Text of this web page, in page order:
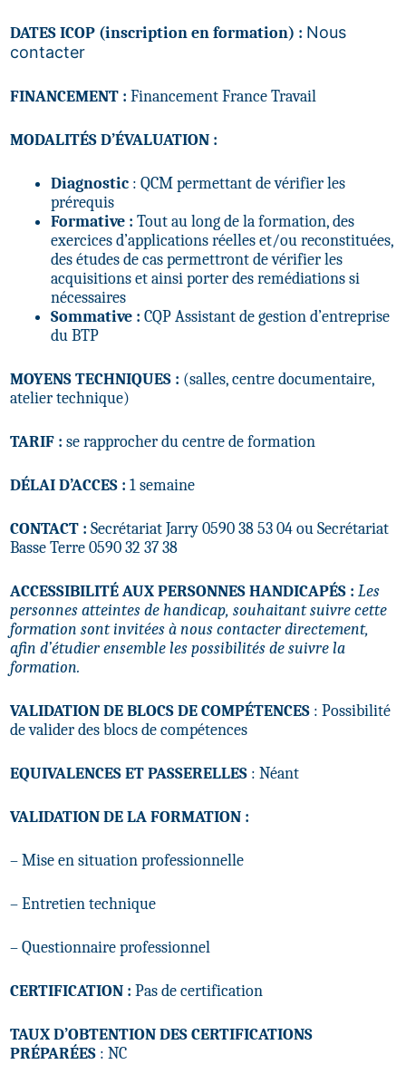
DATES ICOP (inscription en formation) : Nous
contacter
FINANCEMENT : Financement France Travail
MODALITÉS D’ÉVALUATION :
Diagnostic : QCM permettant de vérifier les
prérequis
Formative : Tout au long de la formation, des
exercices d’applications réelles et/ou reconstituées,
des études de cas permettront de vérifier les
acquisitions et ainsi porter des remédiations si
nécessaires
Sommative : CQP Assistant de gestion d’entreprise
du BTP
MOYENS TECHNIQUES : (salles, centre documentaire,
atelier technique)
TARIF : se rapprocher du centre de formation
DÉLAI D’ACCES : 1 semaine
CONTACT : Secrétariat Jarry 0590 38 53 04 ou Secrétariat
Basse Terre 0590 32 37 38
ACCESSIBILITÉ AUX PERSONNES HANDICAPÉS : Les
personnes atteintes de handicap, souhaitant suivre cette
formation sont invitées à nous contacter directement,
afin d’étudier ensemble les possibilités de suivre la
formation.
VALIDATION DE BLOCS DE COMPÉTENCES : Possibilité
de valider des blocs de compétences
EQUIVALENCES ET PASSERELLES : Néant
VALIDATION DE LA FORMATION :
– Mise en situation professionnelle
– Entretien technique
– Questionnaire professionnel
CERTIFICATION : Pas de certification
TAUX D’OBTENTION DES CERTIFICATIONS
PRÉPARÉES : NC